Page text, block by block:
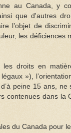
au Canada, y
que d'autres
l’objet de
les déficiences
les droits en
»),
peine 15 ans,
contenues dans
du Canada pour